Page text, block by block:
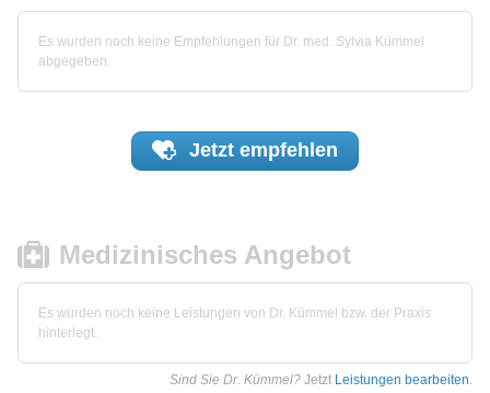
Es wurden noch keine Empfehlungen für Dr. med. Sylvia Kümmel
abgegeben.
Jetzt empfehlen
Medizinisches Angebot
Es wurden noch keine Leistungen von Dr. Kümmel bzw. der Praxis
hinterlegt.
Sind Sie Dr. Kümmel? Jetzt Leistungen bearbeiten.